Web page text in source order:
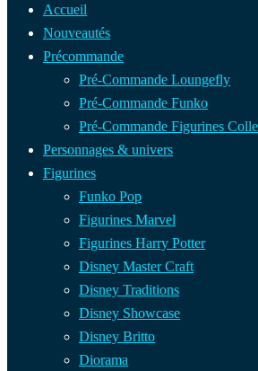
Accueil
Nouveautés
Précommande
Pré-Commande Loungefly
Pré-Commande Funko
Pré-Commande Figurines
Personnages & univers
Figurines
Funko Pop
Figurines Marvel
Figurines Harry Potter
Disney Master Craft
Disney Traditions
Disney Showcase
Disney Britto
Diorama